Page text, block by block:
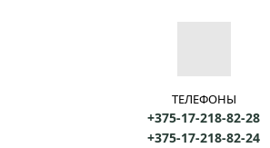
ТЕЛЕФОНЫ
+375-17-218-82-28
+375-17-218-82-24